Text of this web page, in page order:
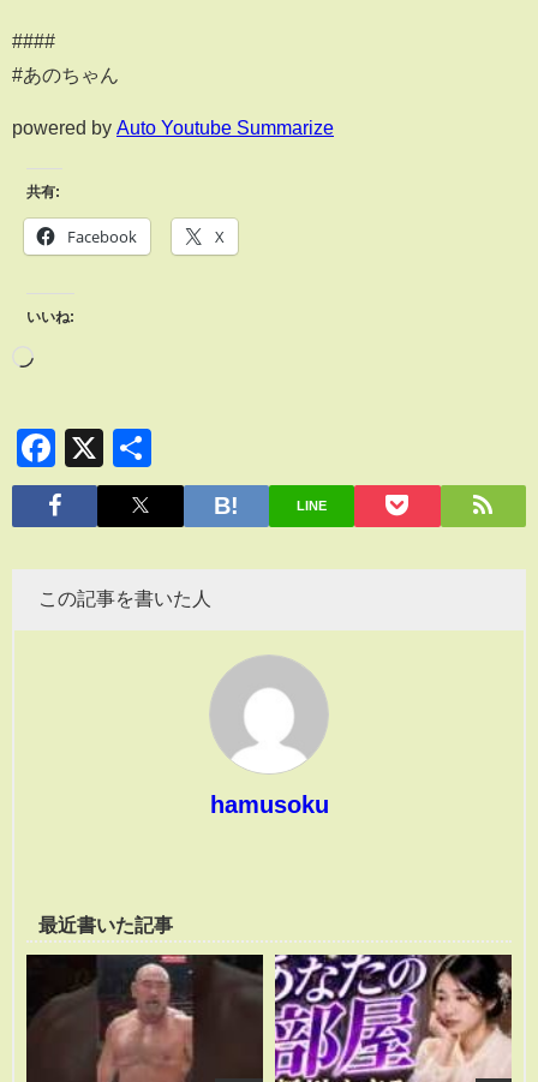
####
#あのちゃん
powered by Auto Youtube Summarize
共有:
Facebook X
いいね:
Facebook
X
有
LINE
この記事を書いた人
hamusoku
最近書いた記事